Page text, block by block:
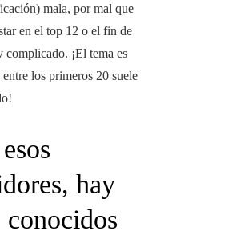
mala, por mal que
en el top 12 o el fin de
complicado. ¡El tema es
los primeros 20 suele
hay
conocidos